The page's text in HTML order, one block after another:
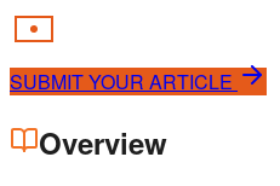
SUBMIT YOUR ARTICLE
Overview